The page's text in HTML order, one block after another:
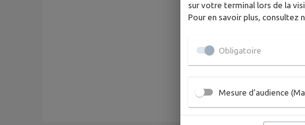
sur votre terminal lors de la
Pour en savoir plus, consultez
Obligatoire
Mesure d'audience